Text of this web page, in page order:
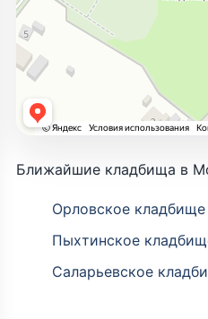
Ближайшие кладбища в
Орловское кладбище
Пыхтинское
Саларьевское